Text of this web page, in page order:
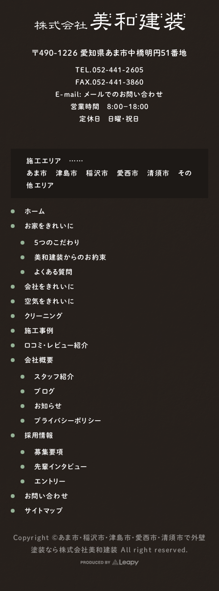
〒490-1226 愛知県あま市中橋明円51番地
TEL.052-441-2605
FAX.052-441-3860
E-mail: メールでのお問い合わせ
営業時間 8:00−18:00
定休日 日曜・祝日
施工エリア ……
あま市
津島市 稲沢市 愛西市 清須市
その
他エリア
ホーム
お家をきれいに
5つのこだわり
美和建装からのお約束
よくある質問
会社をきれいに
空気をきれいに
クリーニング
施工事例
口コミ・レビュー紹介
会社概要
スタッフ紹介
ブログ
お知らせ
プライバシーポリシー
採用情報
募集要項
先輩インタビュー
エントリー
お問い合わせ
サイトマップ
Copyright ©あま市・稲沢市・津島市・愛西市・清須市で外壁
塗装なら株式会社美和建装 All right reserved.